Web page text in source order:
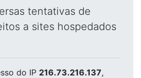
tentativas de
a sites hospedados
do IP 216.73.216.137,